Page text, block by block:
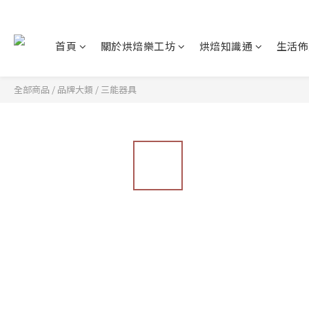
首頁 關於烘焙樂工坊 烘焙知識通 生活
全部商品 / 品牌大類 / 三能器具